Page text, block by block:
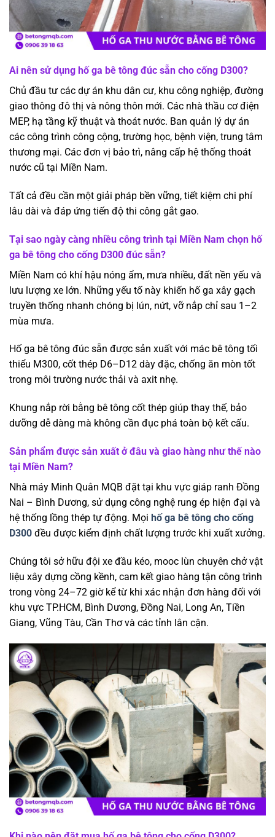
Ai nên sử dụng hố ga bê tông đúc sẵn cho cống D300?
Chủ đầu tư các dự án khu dân cư, khu công nghiệp, đường
giao thông đô thị và nông thôn mới. Các nhà thầu cơ điện
MEP, hạ tầng kỹ thuật và thoát nước. Ban quản lý dự án
các công trình công cộng, trường học, bệnh viện, trung tâm
thương mại. Các đơn vị bảo trì, nâng cấp hệ thống thoát
nước cũ tại Miền Nam.
Tất cả đều cần một giải pháp bền vững, tiết kiệm chi phí
lâu dài và đáp ứng tiến độ thi công gắt gao.
Tại sao ngày càng nhiều công trình tại Miền Nam chọn hố
ga bê tông cho cống D300 đúc sẵn?
Miền Nam có khí hậu nóng ẩm, mưa nhiều, đất nền yếu và
lưu lượng xe lớn. Những yếu tố này khiến hố ga xây gạch
truyền thống nhanh chóng bị lún, nứt, vỡ nắp chỉ sau 1–2
mùa mưa.
Hố ga bê tông đúc sẵn được sản xuất với mác bê tông tối
thiểu M300, cốt thép D6–D12 dày đặc, chống ăn mòn tốt
trong môi trường nước thải và axit nhẹ.
Khung nắp rời bằng bê tông cốt thép giúp thay thế, bảo
dưỡng dễ dàng mà không cần đục phá toàn bộ kết cấu.
Sản phẩm được sản xuất ở đâu và giao hàng như thế nào
tại Miền Nam?
Nhà máy Minh Quân MQB đặt tại khu vực giáp ranh Đồng
Nai – Bình Dương, sử dụng công nghệ rung ép hiện đại và
hệ thống lồng thép tự động. Mọi hố ga bê tông cho cống
D300 đều được kiểm định chất lượng trước khi xuất xưởng.
Chúng tôi sở hữu đội xe đầu kéo, mooc lùn chuyên chở vật
liệu xây dựng cồng kềnh, cam kết giao hàng tận công trình
trong vòng 24–72 giờ kể từ khi xác nhận đơn hàng đối với
khu vực TP.HCM, Bình Dương, Đồng Nai, Long An, Tiền
Giang, Vũng Tàu, Cần Thơ và các tỉnh lân cận.